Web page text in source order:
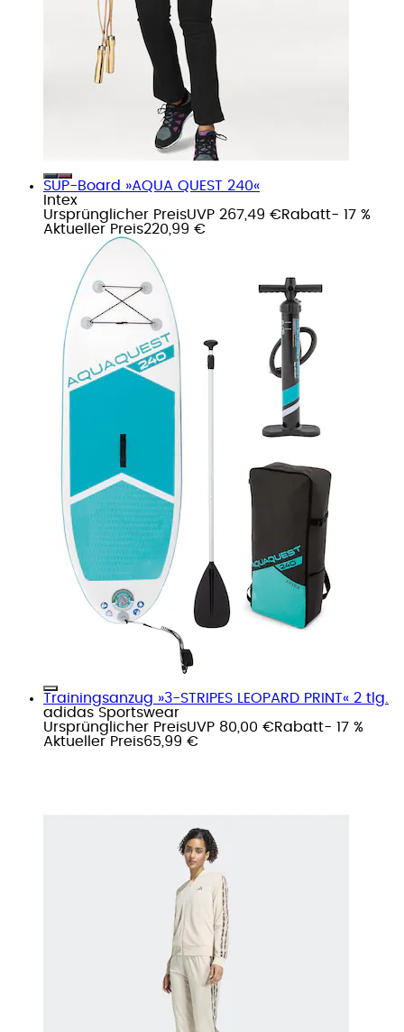
SUP-Board »AQUA QUEST 240«
Intex
Ursprünglicher PreisUVP 267,49 €Rabatt- 17 %
Aktueller Preis220,99 €
Trainingsanzug »3-STRIPES LEOPARD PRINT« 2 tlg.
adidas Sportswear
Ursprünglicher PreisUVP 80,00 €Rabatt- 17 %
Aktueller Preis65,99 €